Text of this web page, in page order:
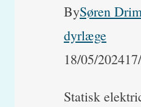
BySøren
dyrlæge
18/05/2024
Statisk